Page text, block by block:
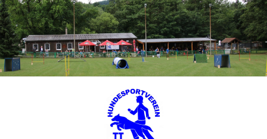
Zum
Inhalt
springen